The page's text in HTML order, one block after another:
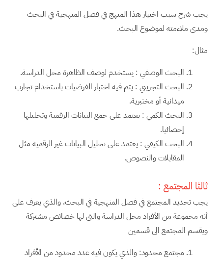
يجب شرح سبب اختيار هذا المنهج في فصل المنهجية في البحث
ومدى ملاءمته لموضوع البحث.
مثال:
البحث الوصفي : يستخدم لوصف الظاهرة محل الدراسة.
البحث التجريبي : يتم فيه اختبار الفرضيات باستخدام تجارب
ميدانية أو مختبرية.
البحث الكمي : يعتمد على جمع البيانات الرقمية وتحليلها
إحصائيا.
البحث الكيفي : يعتمد على تحليل البيانات غير الرقمية مثل
المقابلات والنصوص.
ثالثا المجتمع :
يجب تحديد المجتمع في فصل المنهجية في البحث، والذي يعرف على
أنه مجموعة من الأفراد محل الدراسة والتي لها خصائص مشتركة
ويقسم المجتمع الى قسمين
مجتمع محدود: والذي يكون فيه عدد محدود من الأفراد